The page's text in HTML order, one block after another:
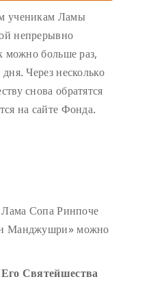
ученикам Ламы
непрерывно
можно больше раз,
Через несколько
снова обратятся
на сайте Фонда.
Лама Сопа Ринпоче
Манджушри» можно
Святейшества